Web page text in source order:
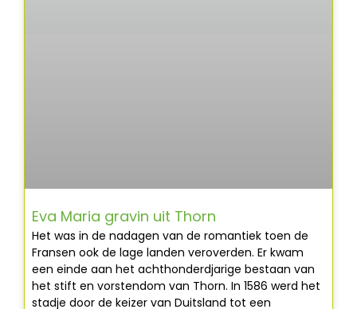
Eva Maria gravin uit Thorn
Het was in de nadagen van de romantiek toen de
Fransen ook de lage landen veroverden. Er kwam
een einde aan het achthonderdjarige bestaan van
het stift en vorstendom van Thorn. In 1586 werd het
stadje door de keizer van Duitsland tot een